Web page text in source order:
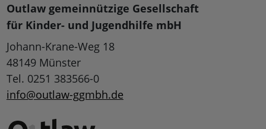
Outlaw gemeinnützige Gesellschaft
für Kinder- und Jugendhilfe mbH
Johann-Krane-Weg 18
48149 Münster
Tel. 0251 383566-0
info@outlaw-ggmbh.de